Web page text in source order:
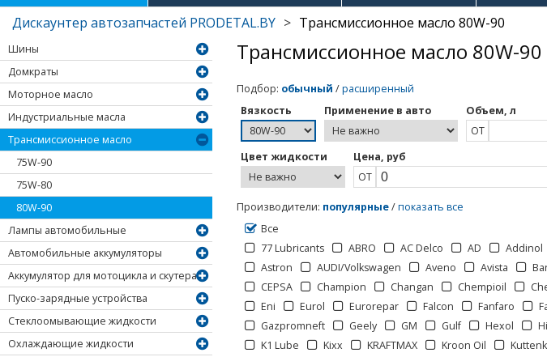
Дискаунтер автозапчастей PRODETAL.BY > Трансмиссионное масло 80W-90
Шины
Домкраты
Моторное масло
Индустриальные масла
Трансмиссионное масло
75W-90
75W-80
80W-90
Лампы автомобильные
Автомобильные аккумуляторы
Аккумулятор для мотоцикла и скутера
Пуско-зарядные устройства
Стеклоомывающие жидкости
Охлаждающие жидкости
Трансмиссионное масло 80W-90
Подбор: обычный /расширенный
Вязкость
Применение в авто
Объем, л
ОТ
Цвет жидкости
Цена, руб
ОТ
Производители: популярные/показать все
Все
77 Lubricants
ABRO AC Delco AD Addinol
Astron
AUDI/Volkswagen Aveno Avista
CEPSA
Champion Changan Chempioil
Eni
Eurol Eurorepar Falcon Fanfaro
Gazpromneft
Geely GM Gulf Hexol
K1 Lube
Kixx KRAFTMAX Kroon Oil